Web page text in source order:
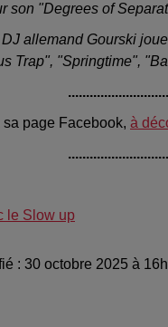
son "Degrees of
allemand Gourski
Trap", "Springtime",
page Facebook, à
le Slow up
: 30 octobre 2025 à